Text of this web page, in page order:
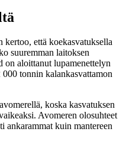
että koekasvatuksella
suuremman laitoksen
on aloittanut lupamenettelyn
tonnin kalankasvattamon
koska kasvatuksen
Avomeren olosuhteet
ankarammat kuin mantereen